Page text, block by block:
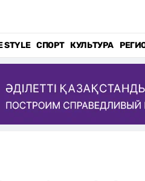
STYLE СПОРТ КУЛЬТУРА